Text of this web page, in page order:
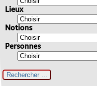
Lieux
Notions
Personnes